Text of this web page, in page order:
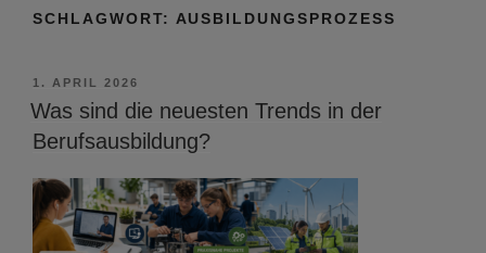
SCHLAGWORT: AUSBILDUNGSPROZESS
VERÖFFENTLICHT
AM
1. APRIL 2026
Was sind die neuesten Trends in der
Berufsausbildung?